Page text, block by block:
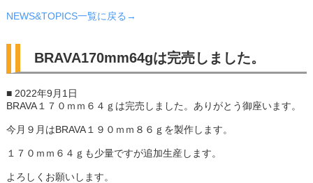
NEWS&TOPICS一覧に戻る→
BRAVA170mm64gは完売しました。
■ 2022年9月1日
BRAVA１７０ｍｍ６４ｇは完売しました。ありがとう御座います。
今月９月はBRAVA１９０ｍｍ８６ｇを製作します。
１７０ｍｍ６４ｇも少量ですが追加生産します。
よろしくお願いします。